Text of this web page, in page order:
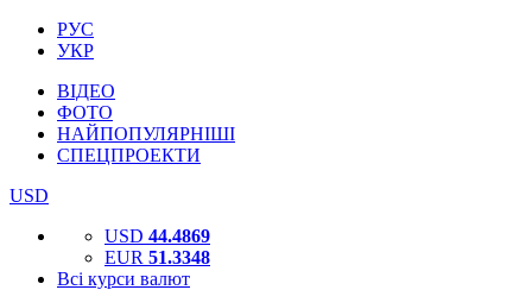
РУС
УКР
ВІДЕО
ФОТО
НАЙПОПУЛЯРНІШІ
СПЕЦПРОЕКТИ
USD
USD 44.4869
EUR 51.3348
Всі курси валют